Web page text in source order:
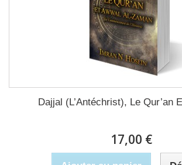
Dajjal (L’Antéchrist), Le Qur’an
17,00 €